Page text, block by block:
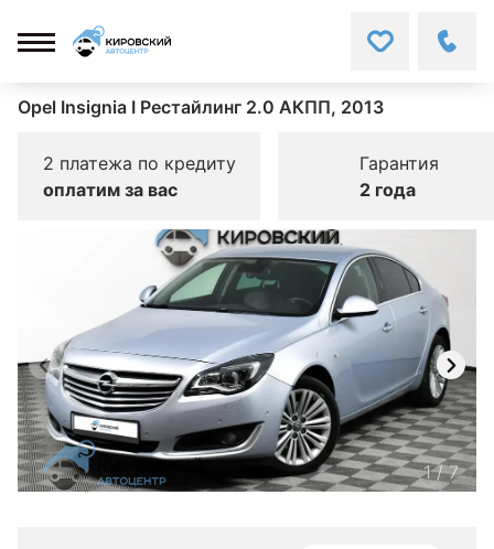
Opel Insignia I Рестайлинг 2.0 АКПП, 2013
2 платежа по кредиту
оплатим за вас
Гарантия
2 года
1/7